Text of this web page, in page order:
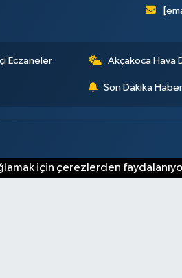
Eczaneler Akçakoca Hava
Son Dakika
için çerezlerden